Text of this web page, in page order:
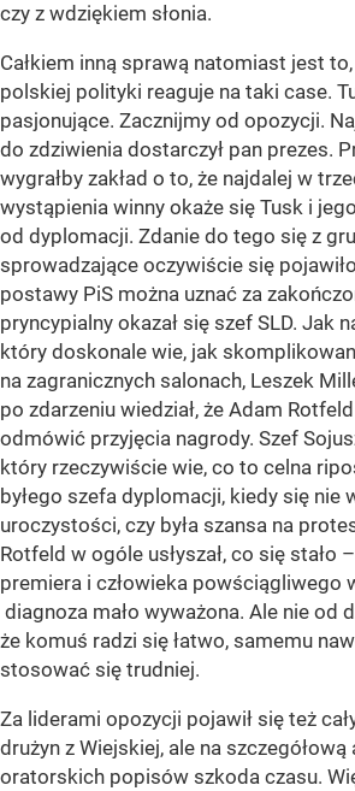
czy z wdziękiem słonia.
Całkiem inną sprawą natomiast jest
polskiej polityki reaguje na taki case.
pasjonujące. Zacznijmy od opozycji.
do zdziwienia dostarczył pan prezes.
wygrałby zakład o to, że najdalej w
wystąpienia winny okaże się Tusk i
od dyplomacji. Zdanie do tego się z
sprowadzające oczywiście się
postawy PiS można uznać za
pryncypialny okazał się szef SLD. Jak
który doskonale wie, jak
na zagranicznych salonach, Leszek
po zdarzeniu wiedział, że Adam
odmówić przyjęcia nagrody. Szef
który rzeczywiście wie, co to celna
byłego szefa dyplomacji, kiedy się nie
uroczystości, czy była szansa na
Rotfeld w ogóle usłyszał, co się stało
premiera i człowieka powściągliwego
diagnoza mało wyważona. Ale nie od
że komuś radzi się łatwo, samemu
stosować się trudniej.
Za liderami opozycji pojawił się też
drużyn z Wiejskiej, ale na szczegółową
oratorskich popisów szkoda czasu.